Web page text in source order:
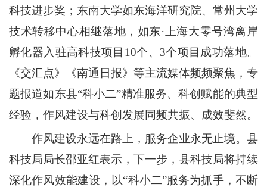
科技进步奖；东南大学如东海洋研究院、常州大学
技术转移中心相继落地，如东·上海大零号湾离岸
孵化器入驻高科技项目10个、3个项目成功落地。
《交汇点》《南通日报》等主流媒体频频聚焦，专
题报道如东县“科小二”精准服务、科创赋能的典型
经验，作风建设与科创发展同频共振、成效斐然。
作风建设永远在路上，服务企业永无止境。县
科技局局长邵亚红表示，下一步，县科技局将持续
深化作风效能建设，以“科小二”服务为抓手，不断